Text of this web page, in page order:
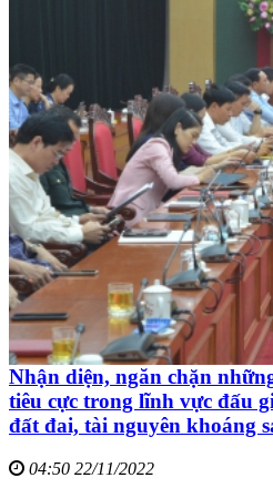
Nhận diện, ngăn chặn
tiêu cực trong lĩnh vực đấu
đất đai, tài nguyên khoáng
04:50 22/11/2022